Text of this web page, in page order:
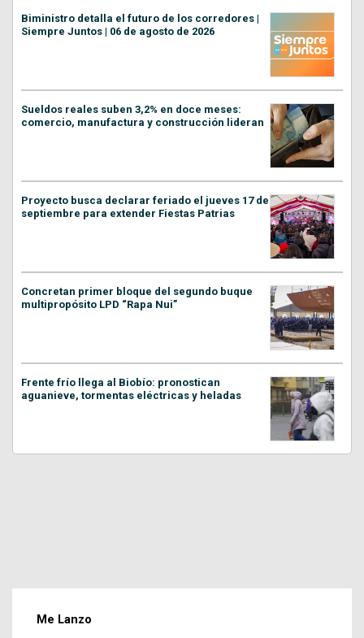
Biministro detalla el futuro de los corredores |
Siempre Juntos | 06 de agosto de 2026
Sueldos reales suben 3,2% en doce meses:
comercio, manufactura y construcción lideran
Proyecto busca declarar feriado el jueves 17 de
septiembre para extender Fiestas Patrias
Concretan primer bloque del segundo buque
multipropósito LPD “Rapa Nui”
Frente frío llega al Biobío: pronostican
aguanieve, tormentas eléctricas y heladas
Me Lanzo